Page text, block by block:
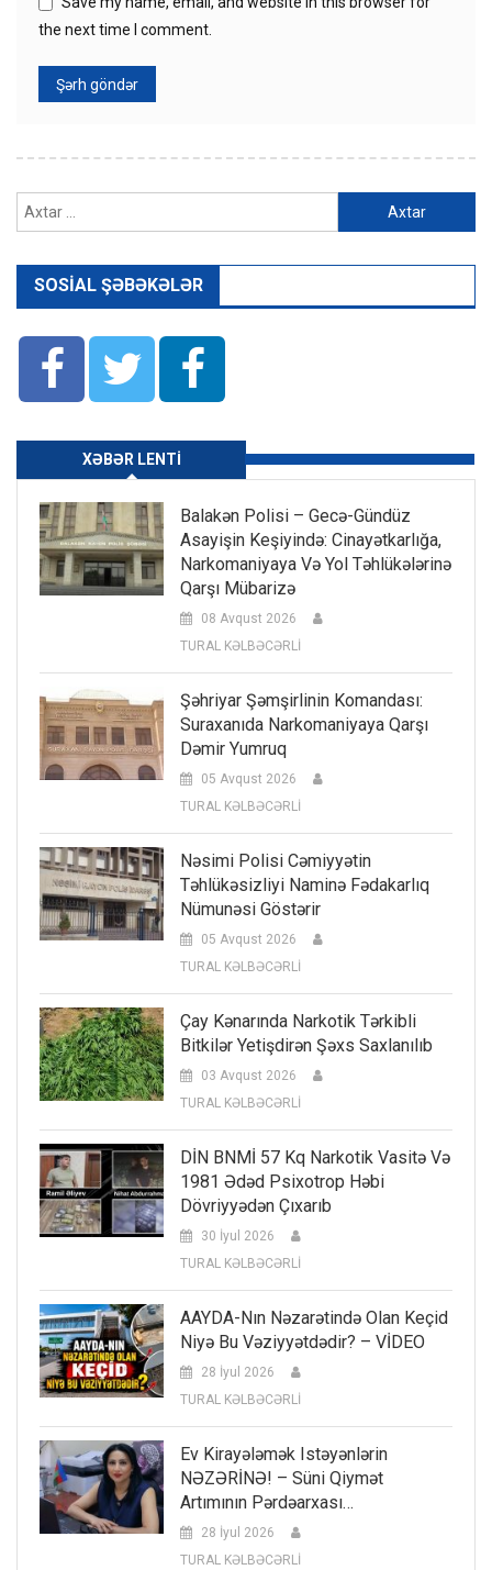
the next time I comment.
SOSIAL ŞƏBƏKƏLƏR
XƏBƏR LENTI
Balakən Polisi – Gecə-Gündüz
Asayişin Keşiyində: Cinayətkarlığa,
Narkomaniyaya Və Yol Təhlükələrinə
Qarşı Mübarizə
08 Avqust 2026
TURAL KƏLBƏCƏRLİ
Şəhriyar Şəmşirlinin Komandası:
Suraxanıda Narkomaniyaya Qarşı
Dəmir Yumruq
05 Avqust 2026
TURAL KƏLBƏCƏRLİ
Nəsimi Polisi Cəmiyyətin
Təhlükəsizliyi Naminə Fədakarlıq
Nümunəsi Göstərir
05 Avqust 2026
TURAL KƏLBƏCƏRLİ
Çay Kənarında Narkotik Tərkibli
Bitkilər Yetişdirən Şəxs Saxlanılıb
03 Avqust 2026
TURAL KƏLBƏCƏRLİ
DİN BNMİ 57 Kq Narkotik Vasitə Və
1981 Ədəd Psixotrop Həbi
Dövriyyədən Çıxarıb
30 İyul 2026
TURAL KƏLBƏCƏRLİ
AAYDA-Nın Nəzarətində Olan Keçid
Niyə Bu Vəziyyətdədir? – VİDEO
28 İyul 2026
TURAL KƏLBƏCƏRLİ
Ev Kirayələmək Istəyənlərin
NƏZƏRİNƏ! – Süni Qiymət
Artımının Pərdəarxası…
28 İyul 2026
TURAL KƏLBƏCƏRLİ